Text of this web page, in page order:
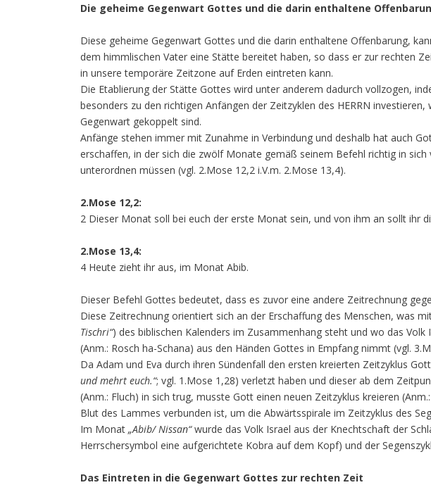
Die geheime Gegenwart Gottes und die darin enthaltene
Diese geheime Gegenwart Gottes und die darin enthaltene Offenbarung,
dem himmlischen Vater eine Stätte bereitet haben, so dass er zur rechten
in unsere temporäre Zeitzone auf Erden eintreten kann.
Die Etablierung der Stätte Gottes wird unter anderem dadurch vollzogen,
besonders zu den richtigen Anfängen der Zeitzyklen des HERRN investieren,
Gegenwart gekoppelt sind.
Anfänge stehen immer mit Zunahme in Verbindung und deshalb hat auch
erschaffen, in der sich die zwölf Monate gemäß seinem Befehl richtig in sich
unterordnen müssen (vgl. 2.Mose 12,2 i.V.m. 2.Mose 13,4).
2.Mose 12,2:
2 Dieser Monat soll bei euch der erste Monat sein, und von ihm an sollt ihr
2.Mose 13,4:
4 Heute zieht ihr aus, im Monat Abib.
Dieser Befehl Gottes bedeutet, dass es zuvor eine andere Zeitrechnung
Diese Zeitrechnung orientiert sich an der Erschaffung des Menschen, was
Tischri“) des biblischen Kalenders im Zusammenhang steht und wo das Volk
(Anm.: Rosch ha-Schana) aus den Händen Gottes in Empfang nimmt (vgl.
Da Adam und Eva durch ihren Sündenfall den ersten kreierten Zeitzyklus
und mehrt euch.“; vgl. 1.Mose 1,28) verletzt haben und dieser ab dem
(Anm.: Fluch) in sich trug, musste Gott einen neuen Zeitzyklus kreieren
Blut des Lammes verbunden ist, um die Abwärtsspirale im Zeitzyklus des
Im Monat „Abib/ Nissan“wurde das Volk Israel aus der Knechtschaft der
Herrschersymbol eine aufgerichtete Kobra auf dem Kopf) und der
Das Eintreten in die Gegenwart Gottes zur rechten Zeit